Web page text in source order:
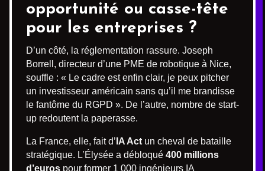
opportunité ou casse-tête
pour les entreprises ?
D’un côté, la réglementation rassure. Joseph
Borrell, directeur d’une PME de robotique à Nice,
souffle : « Le cadre est enfin clair, je peux pitcher
un investisseur américain sans qu’il me brandisse
le fantôme du RGPD ». De l’autre, nombre de start-
up redoutent la paperasse.
La France, elle, fait d’ IA Act un cheval de bataille
stratégique. L’Élysée a débloqué 400 millions
d’euros pour former 1 000 ingénieurs IA